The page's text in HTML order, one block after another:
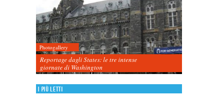
Photogallery
Reportage dagli States: le tre intense
giornate di Washington
I più letti